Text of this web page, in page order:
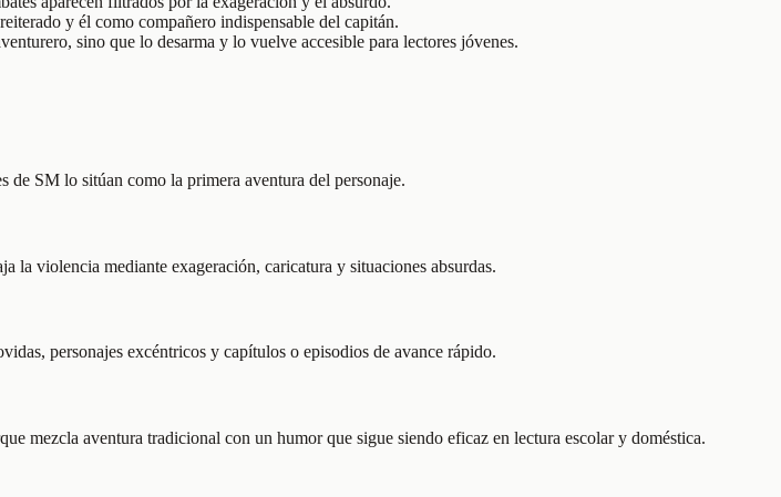
y él como compañero indispensable del capitán.
sino que lo desarma y lo vuelve accesible para lectores jóvenes.
SM lo sitúan como la primera aventura del personaje.
la violencia mediante exageración, caricatura y situaciones absurdas.
personajes excéntricos y capítulos o episodios de avance rápido.
mezcla aventura tradicional con un humor que sigue siendo eficaz en lectura escolar y doméstica.